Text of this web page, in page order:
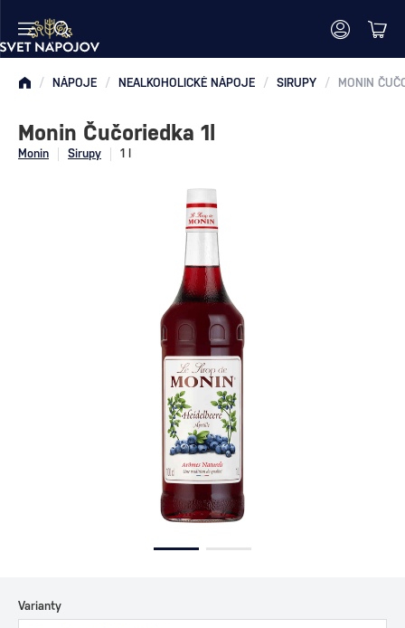
/ NÁPOJE / NEALKOHOLICKÉ NÁPOJE / SIRUPY / MONIN
Monin Sirupy 1 l
Monin Čučoriedka 1l
Varianty